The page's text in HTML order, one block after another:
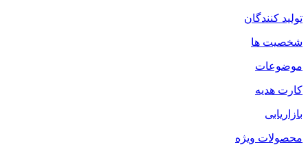
تولید کنندگان
شخصیت ها
موضوعات
کارت هدیه
بازاریابی
محصولات ویژه